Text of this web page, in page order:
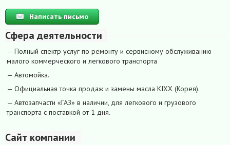
Написать письмо
Сфера деятельности
— Полный спектр услуг по ремонту и сервисному обслуживанию
малого коммерческого и легкового транспорта
— Автомойка.
— Официальная точка продаж и замены масла KIXX (Корея).
— Автозапчасти «ГАЗ» в наличии, для легкового и грузового
транспорта с поставкой от 1 дня.
Сайт компании